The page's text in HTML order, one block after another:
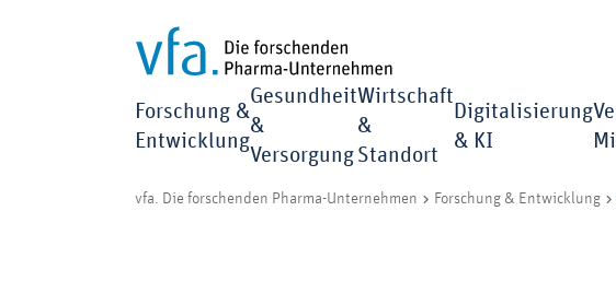
Forschung &
Entwicklung
Gesundheit
&
Versorgung
Wirtschaft
&
Standort
Digitalisierung
& KI
vfa. Die forschenden Pharma-Unternehmen Forschung & Entwicklung